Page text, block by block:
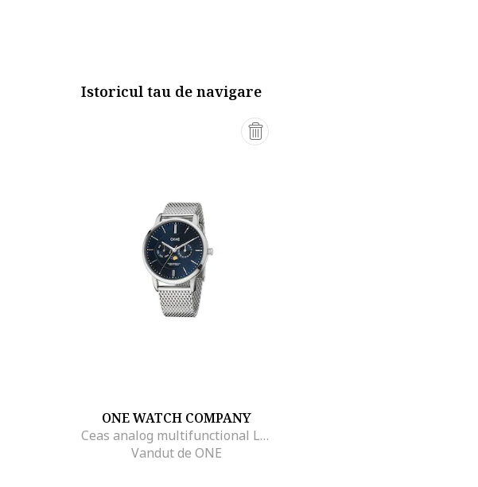
Istoricul tau de navigare
ONE WATCH COMPANY
Ceas analog multifunctional Legendary, Argintiu
Vandut de ONE